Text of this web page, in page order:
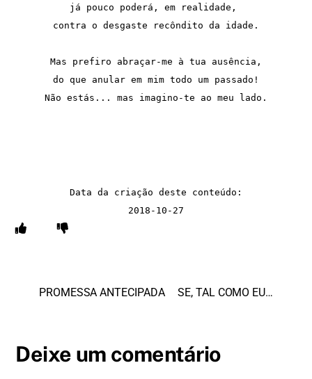
já pouco poderá, em realidade,
contra o desgaste recôndito da idade.
Mas prefiro abraçar-me à tua ausência,
do que anular em mim todo um passado!
Não estás... mas imagino-te ao meu lado.
Data da criação deste conteúdo:
2018-10-27
PROMESSA ANTECIPADA SE, TAL COMO EU…
Deixe um comentário